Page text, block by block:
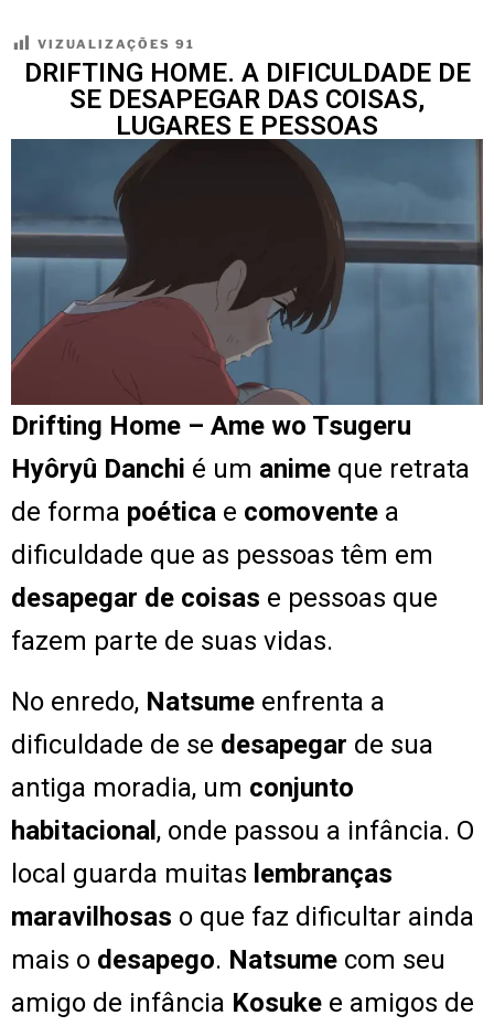
VIZUALIZAÇÕES 91
DRIFTING HOME. A DIFICULDADE DE
SE DESAPEGAR DAS COISAS,
LUGARES E PESSOAS
Drifting Home – Ame wo Tsugeru
Hyôryû Danchi é um anime que retrata
de forma poética e comovente a
dificuldade que as pessoas têm em
desapegar de coisas e pessoas que
fazem parte de suas vidas.
No enredo, Natsume enfrenta a
dificuldade de se desapegar de sua
antiga moradia, um conjunto
habitacional, onde passou a infância. O
local guarda muitas lembranças
maravilhosas o que faz dificultar ainda
mais o desapego. Natsume com seu
amigo de infância Kosuke e amigos de